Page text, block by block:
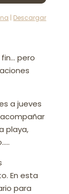
| Descargar
pero
a jueves
playa,
En esta
para